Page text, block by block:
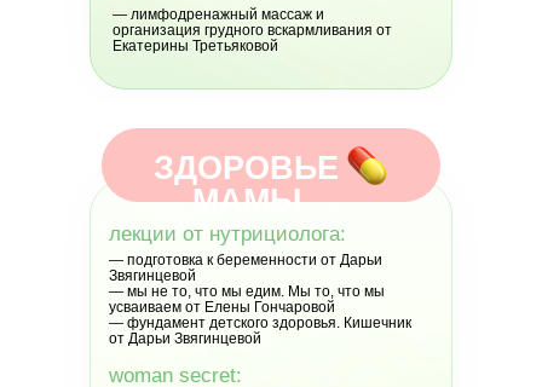
— лимфодренажный массаж и
организация грудного вскармливания от
Екатерины Третьяковой
ЗДОРОВЬЕ
МАМЫ
лекции от нутрициолога:
— подготовка к беременности от Дарьи
Звягинцевой
— мы не то, что мы едим. Мы то, что мы
усваиваем от Елены Гончаровой
— фундамент детского здоровья. Кишечник
от Дарьи Звягинцевой
woman secret: